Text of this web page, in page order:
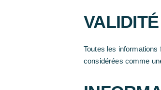
Toutes les
considérées comme